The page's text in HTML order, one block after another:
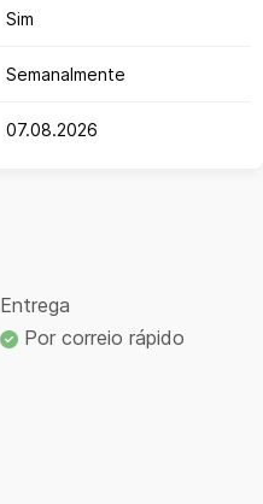
Sim
Semanalmente
07.08.2026
Entrega
Por correio rápido